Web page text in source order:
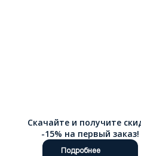
Скачайте и получите
-15% на первый заказ!
Подробнее